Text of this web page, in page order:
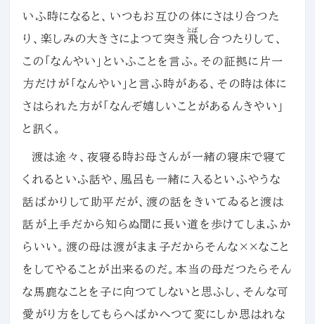
いふ時になると、いつもお互ひの体にさはり合つた
り、楽しみの大きさによつて突き 飛
とば
し合つたりして、
この「なんやい」といふことを言ふ。その証拠に片一
方だけが「なんやい」と言ふ時がある、その時は体に
さはられた方が「なんぞ嬉しいことがあるんきやい」
と訊く。
渡は途々、夜寝る時お母さんが一緒の寝床で寝て
くれるといふ話や、風呂も一緒に入るといふやうな
話ばかりして助平だが、渡の話をきいてゐると渡は
話が上手だから知らぬ間に長い道を歩けてしまふか
らいい。渡の母は渡がまま子だからそんな××なこと
をしてやることが出来るのだ。本当の母だつたらそん
な馬鹿なことを子に向つてしないと思ふし、そんな可
愛がり方をしてもらへばかへつて変にしか思はれな